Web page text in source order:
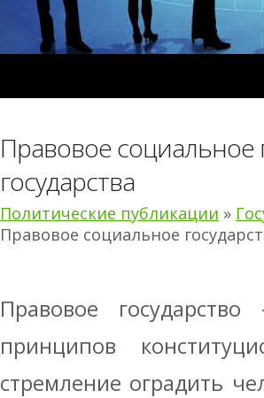
Правовое социальное
государства
Политические публикации »
Правовое социальное
Правовое
принципов
стремление оградить